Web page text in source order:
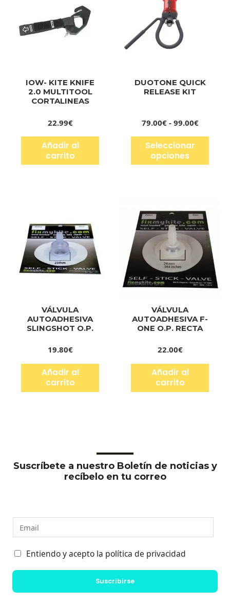
IOW- KITE KNIFE
2.0 MULTITOOL
CORTALINEAS
22.99€
Añadir al
carrito
DUOTONE QUICK
RELEASE KIT
79.00€ - 99.00€
Seleccionar
opciones
VÁLVULA
AUTOADHESIVA
SLINGSHOT O.P.
19.80€
Añadir al
carrito
VÁLVULA
AUTOADHESIVA F-
ONE O.P. RECTA
22.00€
Añadir al
carrito
Suscríbete a nuestro Boletín de noticias y
recíbelo en tu correo
m
a
i
l
C
i
Entiendo y acepto la política de privacidad
Suscribirse